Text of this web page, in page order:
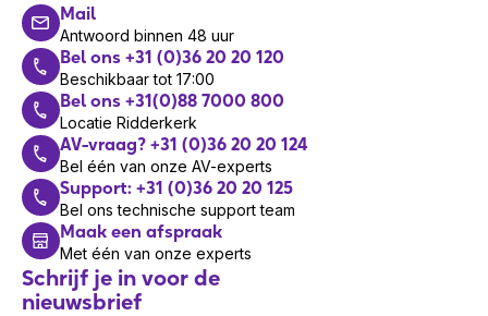
Mail
Antwoord binnen 48 uur
Bel ons +31 (0)36 20 20 120
Beschikbaar tot 17:00
Bel ons +31(0)88 7000 800
Locatie Ridderkerk
AV-vraag? +31 (0)36 20 20 124
Bel één van onze AV-experts
Support: +31 (0)36 20 20 125
Bel ons technische support team
Maak een afspraak
Met één van onze experts
Schrijf je in voor de
nieuwsbrief